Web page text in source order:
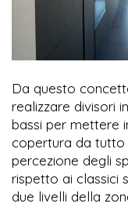
Da questo
realizzare divisori
bassi per mettere
copertura da tutto
percezione degli
rispetto ai classici
due livelli della